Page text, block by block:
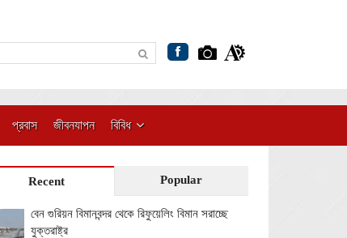
প্রবাস জীবনযাপন বিবিধ
Recent Popular
বেন গুরিয়ন বিমানবন্দর থেকে রিফুয়েলিং বিমান সরাচ্ছে
যুক্তরাষ্ট্র